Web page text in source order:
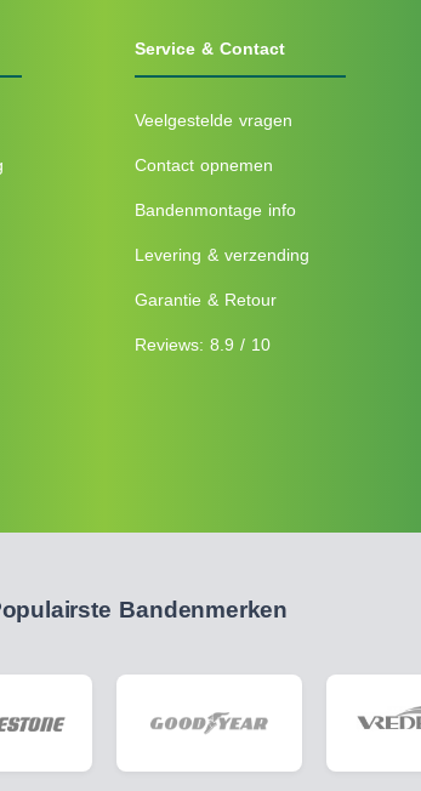
Service & Contact
Veelgestelde vragen
Contact opnemen
Bandenmontage info
Levering & verzending
Garantie & Retour
Reviews: 8.9 / 10
Bandenmerken